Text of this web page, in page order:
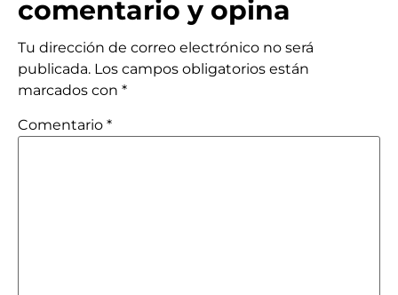
comentario y opina
Tu dirección de correo electrónico no será
publicada. Los campos obligatorios están
marcados con *
Comentario *